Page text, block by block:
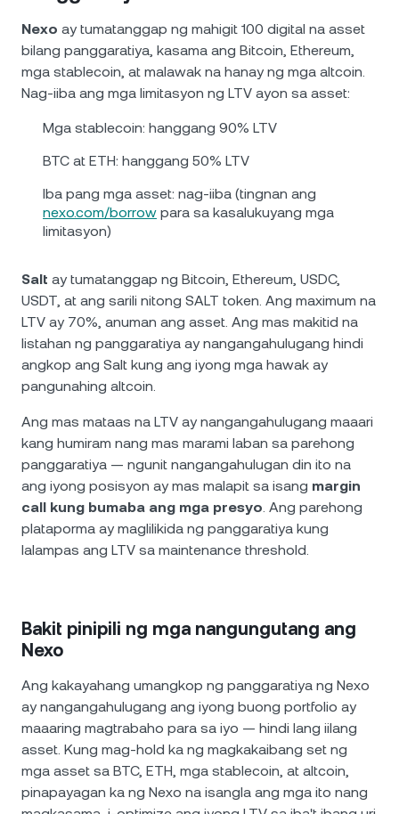
Nexo ay tumatanggap ng mahigit 100 digital na asset
bilang panggaratiya, kasama ang Bitcoin, Ethereum,
mga stablecoin, at malawak na hanay ng mga altcoin.
Nag-iiba ang mga limitasyon ng LTV ayon sa asset:
Mga stablecoin: hanggang 90% LTV
BTC at ETH: hanggang 50% LTV
Iba pang mga asset: nag-iiba (tingnan ang
nexo.com/borrow para sa kasalukuyang mga
limitasyon)
Salt ay tumatanggap ng Bitcoin, Ethereum, USDC,
USDT, at ang sarili nitong SALT token. Ang maximum na
LTV ay 70%, anuman ang asset. Ang mas makitid na
listahan ng panggaratiya ay nangangahulugang hindi
angkop ang Salt kung ang iyong mga hawak ay
pangunahing altcoin.
Ang mas mataas na LTV ay nangangahulugang maaari
kang humiram nang mas marami laban sa parehong
panggaratiya — ngunit nangangahulugan din ito na
ang iyong posisyon ay mas malapit sa isang margin
call kung bumaba ang mga presyo. Ang parehong
plataporma ay maglilikida ng panggaratiya kung
lalampas ang LTV sa maintenance threshold.
Bakit pinipili ng mga nangungutang ang
Nexo
Ang kakayahang umangkop ng panggaratiya ng Nexo
ay nangangahulugang ang iyong buong portfolio ay
maaaring magtrabaho para sa iyo — hindi lang iilang
asset. Kung mag-hold ka ng magkakaibang set ng
mga asset sa BTC, ETH, mga stablecoin, at altcoin,
pinapayagan ka ng Nexo na isangla ang mga ito nang